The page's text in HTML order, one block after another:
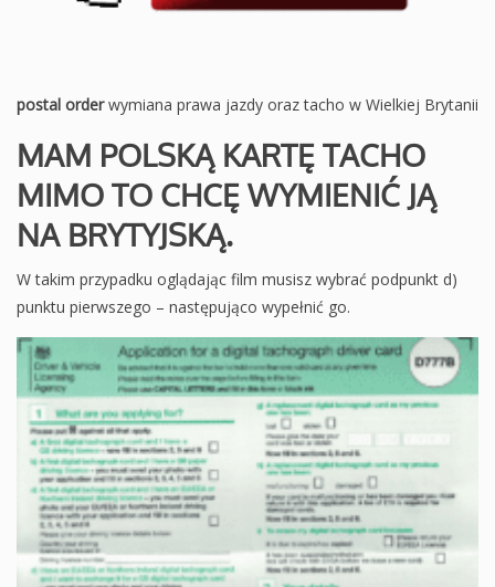
postal orderwymiana prawa jazdy oraz tacho w Wielkiej Brytanii
MAM POLSKĄ KARTĘ TACHO
MIMO TO CHCĘ WYMIENIĆ JĄ
NA BRYTYJSKĄ.
W takim przypadku oglądając film musisz wybrać podpunkt d)
punktu pierwszego – następująco wypełnić go.